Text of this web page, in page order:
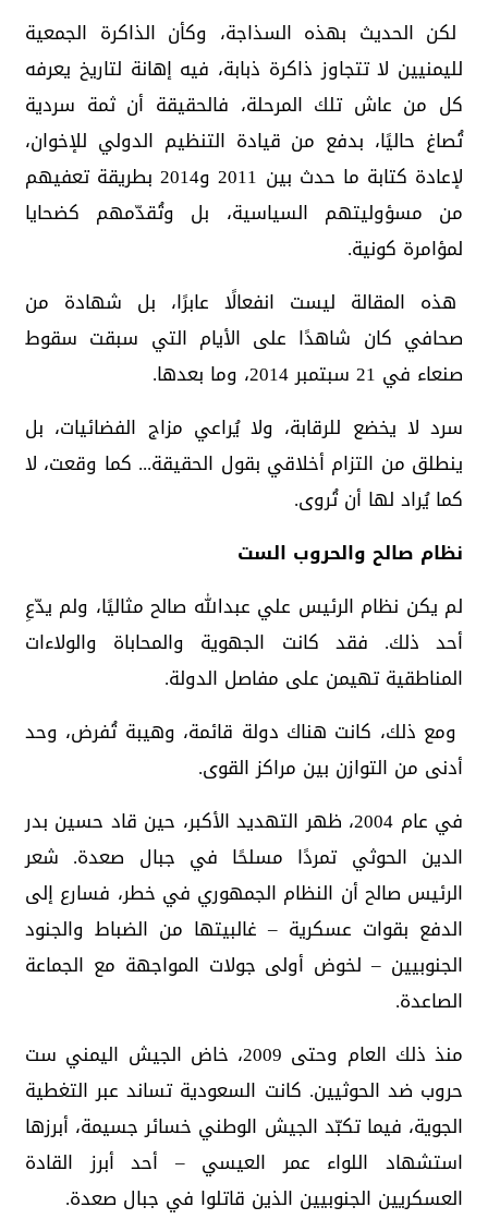
لكن الحديث بهذه السذاجة، وكأن الذاكرة الجمعية
لليمنيين لا تتجاوز ذاكرة ذبابة، فيه إهانة لتاريخ يعرفه
كل من عاش تلك المرحلة، فالحقيقة أن ثمة سردية
تُصاغ حاليًا، بدفع من قيادة التنظيم الدولي للإخوان،
لإعادة كتابة ما حدث بين 2011 و2014 بطريقة تعفيهم
من مسؤوليتهم السياسية، بل وتُقدّمهم كضحايا
لمؤامرة كونية.
هذه المقالة ليست انفعالًا عابرًا، بل شهادة من
صحافي كان شاهدًا على الأيام التي سبقت سقوط
صنعاء في 21 سبتمبر 2014، وما بعدها.
سرد لا يخضع للرقابة، ولا يُراعي مزاج الفضائيات، بل
ينطلق من التزام أخلاقي بقول الحقيقة... كما وقعت، لا
كما يُراد لها أن تُروى.
نظام صالح والحروب الست
لم يكن نظام الرئيس علي عبدالله صالح مثاليًا، ولم يدّعِ
أحد ذلك. فقد كانت الجهوية والمحاباة والولاءات
المناطقية تهيمن على مفاصل الدولة.
ومع ذلك، كانت هناك دولة قائمة، وهيبة تُفرض، وحد
أدنى من التوازن بين مراكز القوى.
في عام 2004، ظهر التهديد الأكبر، حين قاد حسين بدر
الدين الحوثي تمردًا مسلحًا في جبال صعدة. شعر
الرئيس صالح أن النظام الجمهوري في خطر، فسارع إلى
الدفع بقوات عسكرية – غالبيتها من الضباط والجنود
الجنوبيين – لخوض أولى جولات المواجهة مع الجماعة
الصاعدة.
منذ ذلك العام وحتى 2009، خاض الجيش اليمني ست
حروب ضد الحوثيين. كانت السعودية تساند عبر التغطية
الجوية، فيما تكبّد الجيش الوطني خسائر جسيمة، أبرزها
استشهاد اللواء عمر العيسي – أحد أبرز القادة
العسكريين الجنوبيين الذين قاتلوا في جبال صعدة.